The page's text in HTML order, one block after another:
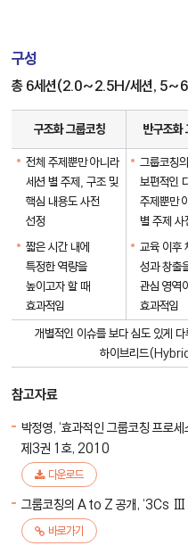
구성
총 6세션(2.0~2.5H/세션, 5~6
그
칭
구조화 그룹코칭 반구조화
전체 주제뿐만 아니라
세션 별 주제, 구조 및
핵심 내용도 사전
선정
짧은 시간 내에
특정한 역량을
높이고자 할 때
효과적임
그룹코칭
보편적인
주제뿐만
별 주제 사
교육 이후
성과 창출
관심 영역
효과적임
개별적인 이슈를 보다 심도 있게
하이브리드
참고자료
박정영, ‘효과적인 그룹코칭 프로
제3권 1호, 2010
다운로드
그룹코칭의 A to Z 공개, ‘3Cs
바로가기